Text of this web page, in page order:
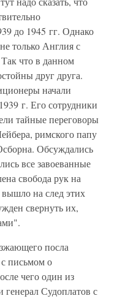
до 1945 гг. Однако
только Англия с
что в данном
друг друга.
начали
г. Его сотрудники
тайные переговоры
римского папу
Обсуждались
все завоеванные
свобода рук на
на след этих
свернуть их,
посла
письмом о
чего один из
генерал Судоплатов с